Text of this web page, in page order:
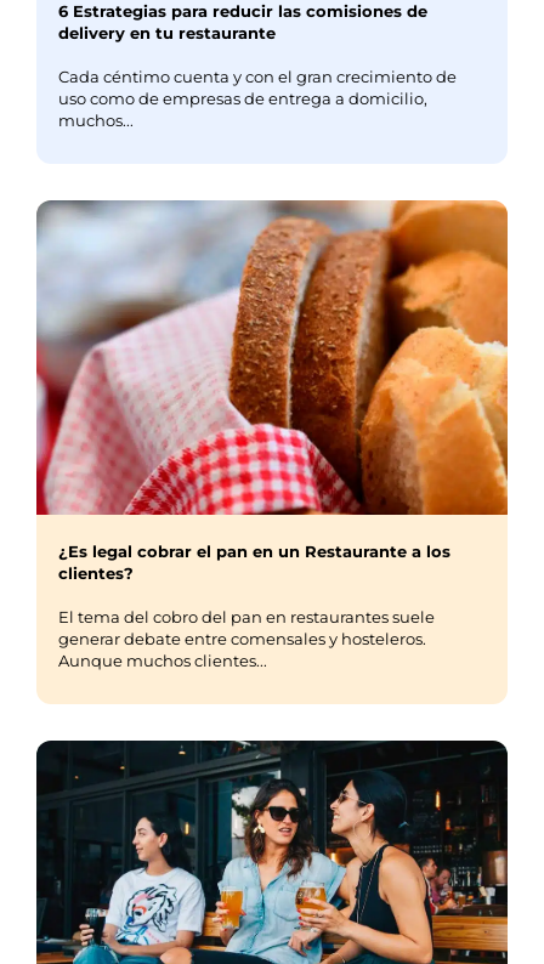
6 Estrategias para reducir las comisiones de
delivery en tu restaurante
Cada céntimo cuenta y con el gran crecimiento de
uso como de empresas de entrega a domicilio,
muchos...
¿Es legal cobrar el pan en un Restaurante a los
clientes?
El tema del cobro del pan en restaurantes suele
generar debate entre comensales y hosteleros.
Aunque muchos clientes...